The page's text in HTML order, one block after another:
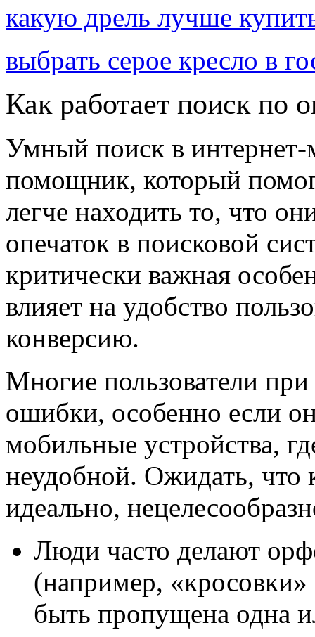
какую дрель лучше
выбрать серое кресло в
Как работает поиск по
Умный поиск в
помощник, который
легче находить то, что
опечаток в поисковой
критически важная
влияет на удобство
конверсию.
Многие пользователи
ошибки, особенно если
мобильные устройства,
неудобной. Ожидать, что
идеально,
Люди часто делают
(например,
быть пропущена одна